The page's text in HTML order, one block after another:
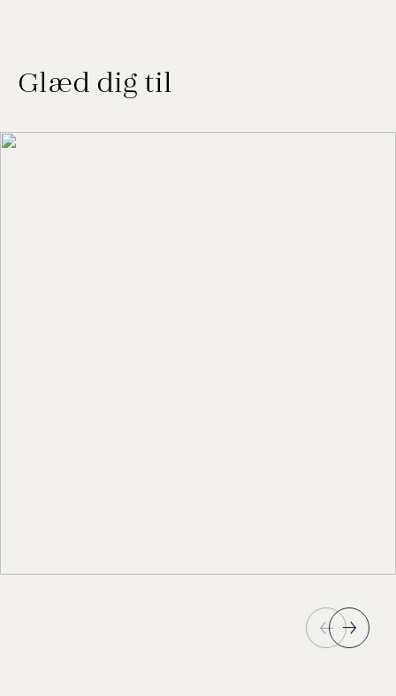
Glæd dig til